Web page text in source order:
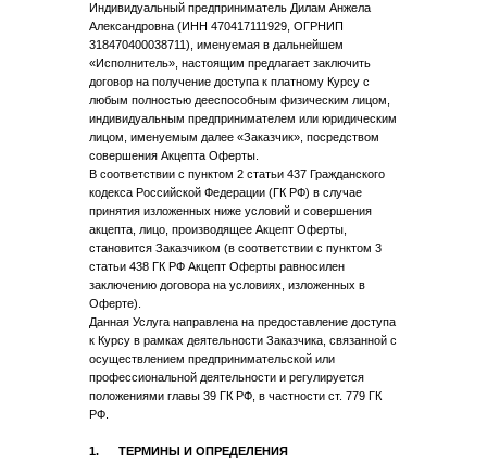
Индивидуальный предприниматель Дилам Анжела
Александровна (ИНН 470417111929, ОГРНИП
318470400038711), именуемая в дальнейшем
«Исполнитель», настоящим предлагает заключить
договор на получение доступа к платному Курсу с
любым полностью дееспособным физическим лицом,
индивидуальным предпринимателем или юридическим
лицом, именуемым далее «Заказчик», посредством
совершения Акцепта Оферты.
В соответствии с пунктом 2 статьи 437 Гражданского
кодекса Российской Федерации (ГК РФ) в случае
принятия изложенных ниже условий и совершения
акцепта, лицо, производящее Акцепт Оферты,
становится Заказчиком (в соответствии с пунктом 3
статьи 438 ГК РФ Акцепт Оферты равносилен
заключению договора на условиях, изложенных в
Оферте).
Данная Услуга направлена на предоставление доступа
к Курсу в рамках деятельности Заказчика, связанной с
осуществлением предпринимательской или
профессиональной деятельности и регулируется
положениями главы 39 ГК РФ, в частности ст. 779 ГК
РФ.
1. ТЕРМИНЫ И ОПРЕДЕЛЕНИЯ